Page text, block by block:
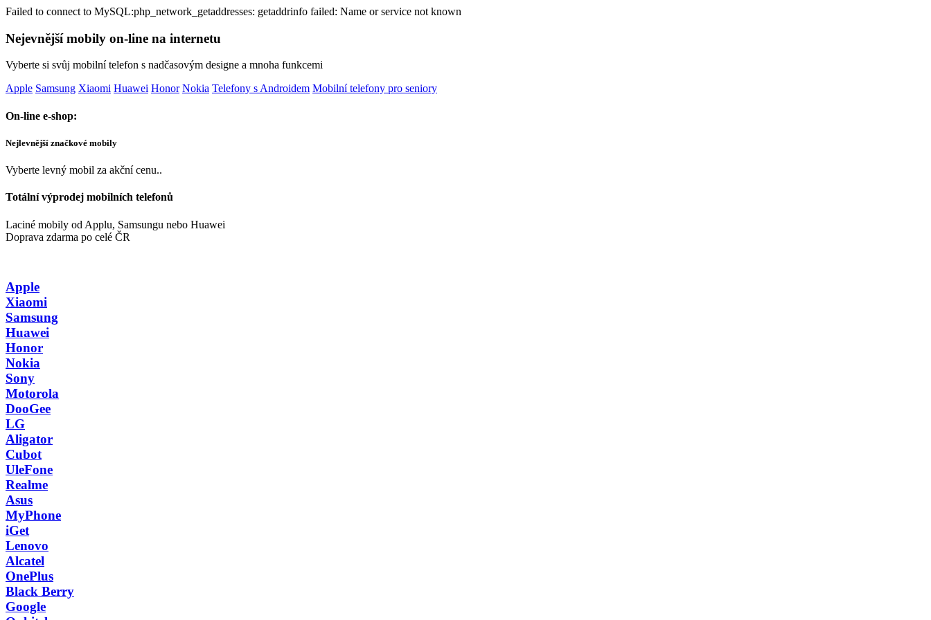
Failed to connect to MySQL:php_network_getaddresses: getaddrinfo failed: Name or service not known
Nejevnější mobily on-line na internetu
Vyberte si svůj mobilní telefon s nadčasovým designe a mnoha funkcemi
Apple Samsung Xiaomi Huawei Honor Nokia Telefony s Androidem Mobilní telefony pro seniory
On-line e-shop:
Nejlevnější značkové mobily
Vyberte levný mobil za akční cenu..
Totální výprodej mobilních telefonů
Laciné mobily od Applu, Samsungu nebo Huawei
Doprava zdarma po celé ČR
Apple
Xiaomi
Samsung
Huawei
Honor
Nokia
Sony
Motorola
DooGee
LG
Aligator
Cubot
UleFone
Realme
Asus
MyPhone
iGet
Lenovo
Alcatel
OnePlus
Black Berry
Google